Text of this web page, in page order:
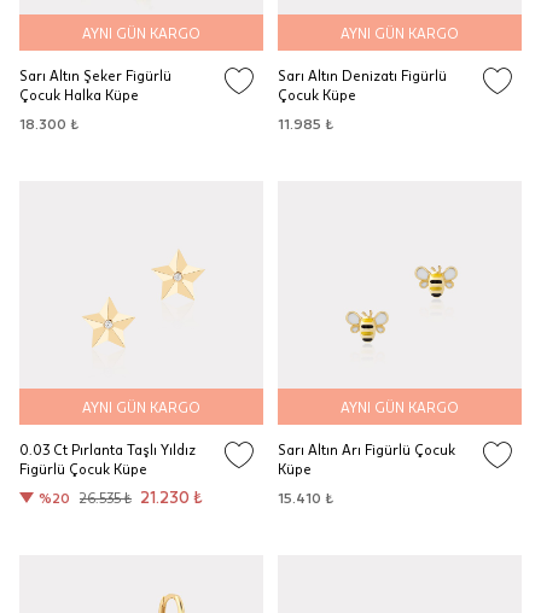
AYNI GÜN KARGO
Sarı Altın Şeker Figürlü
Çocuk Halka Küpe
18.300 ₺
AYNI GÜN KARGO
Sarı Altın Denizatı Figürlü
Çocuk Küpe
11.985 ₺
AYNI GÜN KARGO
0.03 Ct Pırlanta Taşlı Yıldız
Figürlü Çocuk Küpe
%20
26.535 ₺ 21.230 ₺
AYNI GÜN KARGO
Sarı Altın Arı Figürlü Çocuk
Küpe
15.410 ₺